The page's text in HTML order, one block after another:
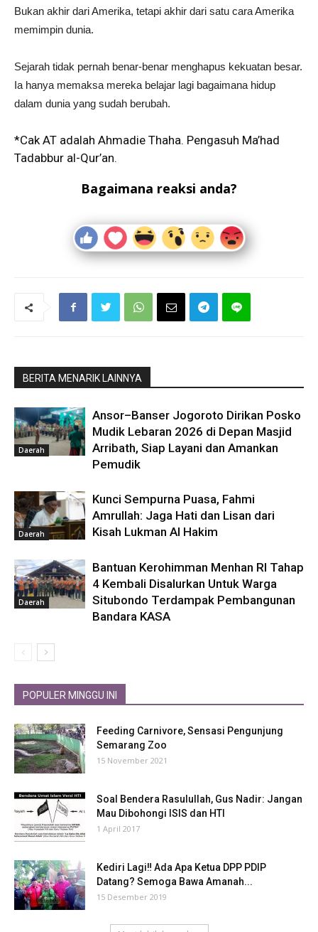
Bukan akhir dari Amerika, tetapi akhir dari satu cara Amerika
memimpin dunia.
Sejarah tidak pernah benar-benar menghapus kekuatan besar.
Ia hanya memaksa mereka belajar lagi bagaimana hidup
dalam dunia yang sudah berubah.
*Cak AT adalah Ahmadie Thaha. Pengasuh Ma’had
Tadabbur al-Qur’an.
Bagaimana reaksi anda?
BERITA MENARIK LAINNYA
Daerah
Ansor–Banser Jogoroto Dirikan Posko
Mudik Lebaran 2026 di Depan Masjid
Arribath, Siap Layani dan Amankan
Pemudik
Daerah
Kunci Sempurna Puasa, Fahmi
Amrullah: Jaga Hati dan Lisan dari
Kisah Lukman Al Hakim
Daerah
Bantuan Kerohimman Menhan RI Tahap
4 Kembali Disalurkan Untuk Warga
Situbondo Terdampak Pembangunan
Bandara KASA
POPULER MINGGU INI
Feeding Carnivore, Sensasi Pengunjung
Semarang Zoo
15 November 2021
Soal Bendera Rasulullah, Gus Nadir: Jangan
Mau Dibohongi ISIS dan HTI
1 April 2017
Kediri Lagi‼ Ada Apa Ketua DPP PDIP
Datang? Semoga Bawa Amanah...
15 Desember 2019